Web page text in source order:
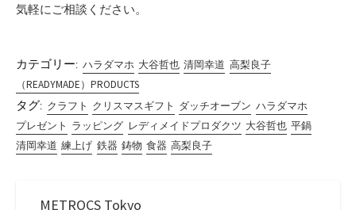
気軽にご相談ください。
カテゴリー: ハラダマホ 大谷哲也 清岡幸道 高梨良子
（READYMADE）PRODUCTS
タグ: クラフト クリスマスギフト ダッチオーブン ハラダマホ
プレゼント ラッピング レディメイドプロダクツ 大谷哲也 平鍋
清岡幸道 練上げ 鉄器 鋳物 食器 高梨良子
METROCS Tokyo